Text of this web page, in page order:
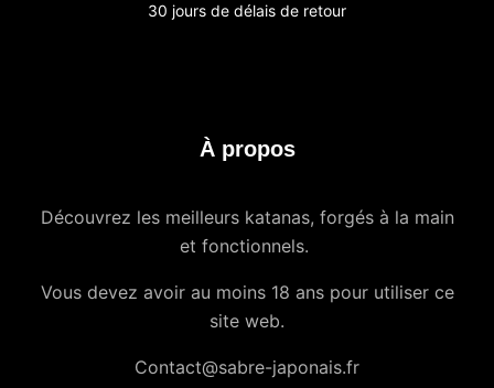
30 jours de délais de retour
À propos
Découvrez les meilleurs katanas, forgés à la main
et fonctionnels.
Vous devez avoir au moins 18 ans pour utiliser ce
site web.
Contact@sabre-japonais.fr